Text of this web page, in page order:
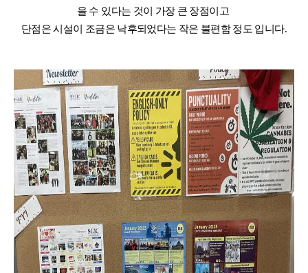
을 수 있다는 것이 가장 큰 장점이고
단점은 시설이 조금은 낙후되었다는 작은 불편함 정도 입니다.